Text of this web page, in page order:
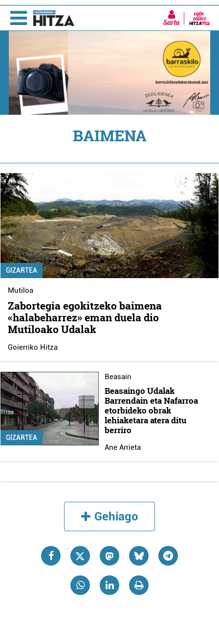
Sartu
BAIMENA
GIZARTEA
Mutiloa
Zabortegia egokitzeko baimena
«halabeharrez» eman duela dio
Mutiloako Udalak
Goierriko Hitza
GIZARTEA
Beasain
Beasaingo Udalak
Barrendain eta Nafarroa
etorbideko obrak
lehiaketara atera ditu
berriro
Ane Arrieta
Gehiago